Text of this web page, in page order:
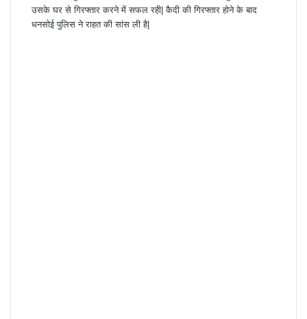
उसके घर से गिरफ्तार करने में सफल रही| कैदी की गिरफ्तार होने के बाद
धनसोई पुलिस ने राहत की सांस ली है|